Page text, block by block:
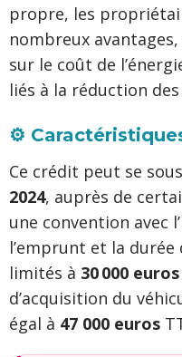
propre, les
nombreux
sur le coût de
liés à la réduction
⚙️
Ce crédit peut se
2024, auprès de
une convention avec
l’emprunt et la
limités à 30 000 euros
d’acquisition du
égal à 47 000 euros